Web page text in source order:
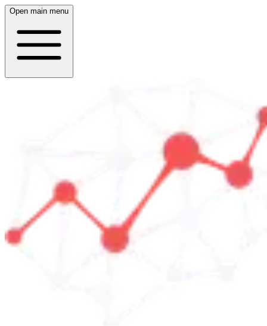
Open main menu